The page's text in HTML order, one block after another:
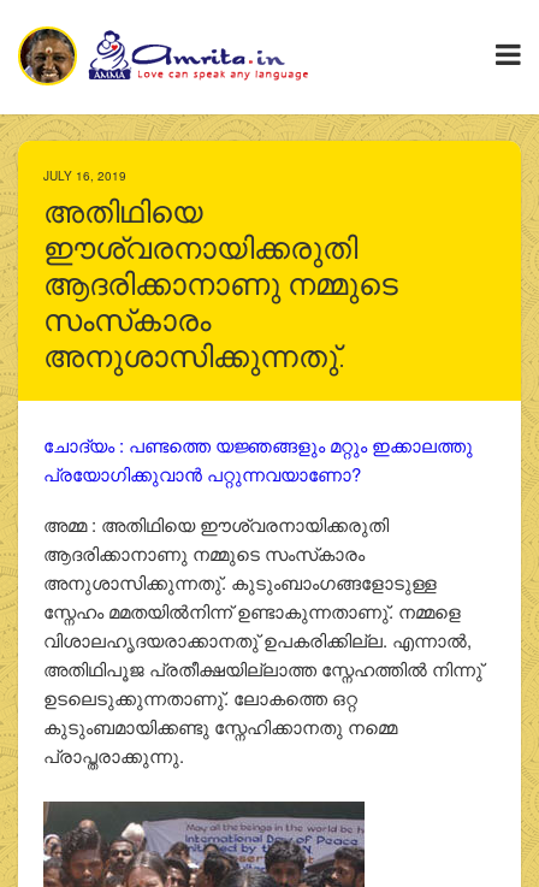
JULY 16, 2019
അതിഥിയെ
ഈശ്വരനായിക്കരുതി
ആദരിക്കാനാണു നമ്മുടെ
സംസ്‌കാരം
അനുശാസിക്കുന്നതു്.
ചോദ്യം : പണ്ടത്തെ യജ്ഞങ്ങളും മറ്റും ഇക്കാലത്തു
പ്രയോഗിക്കുവാന്‍ പറ്റുന്നവയാണോ?
അമ്മ : അതിഥിയെ ഈശ്വരനായിക്കരുതി
ആദരിക്കാനാണു നമ്മുടെ സംസ്‌കാരം
അനുശാസിക്കുന്നതു്. കുടുംബാംഗങ്ങളോടുള്ള
സ്നേഹം മമതയില്‍നിന്ന് ഉണ്ടാകുന്നതാണു്. നമ്മളെ
വിശാലഹൃദയരാക്കാനതു് ഉപകരിക്കില്ല. എന്നാല്‍,
അതിഥിപൂജ പ്രതീക്ഷയില്ലാത്ത സ്നേഹത്തില്‍ നിന്നു്
ഉടലെടുക്കുന്നതാണു്. ലോകത്തെ ഒറ്റ
കുടുംബമായിക്കണ്ടു സ്നേഹിക്കാനതു നമ്മെ
പ്രാപ്തരാക്കുന്നു.